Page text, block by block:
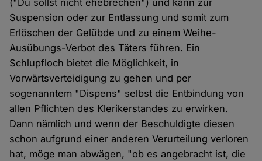
("Du sollst nicht ehebrechen") und kann zur
Suspension oder zur Entlassung und somit zum
Erlöschen der Gelübde und zu einem Weihe-
Ausübungs-Verbot des Täters führen. Ein
Schlupfloch bietet die Möglichkeit, in
Vorwärtsverteidigung zu gehen und per
sogenanntem "Dispens" selbst die Entbindung von
allen Pflichten des Klerikerstandes zu erwirken.
Dann nämlich und wenn der Beschuldigte diesen
schon aufgrund einer anderen Verurteilung verloren
hat, möge man abwägen, "ob es angebracht ist, die